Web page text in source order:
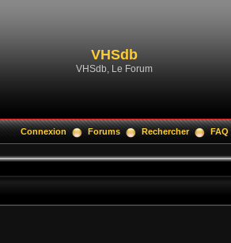
VHSdb
VHSdb, Le Forum
Connexion Forums Rechercher FAQ